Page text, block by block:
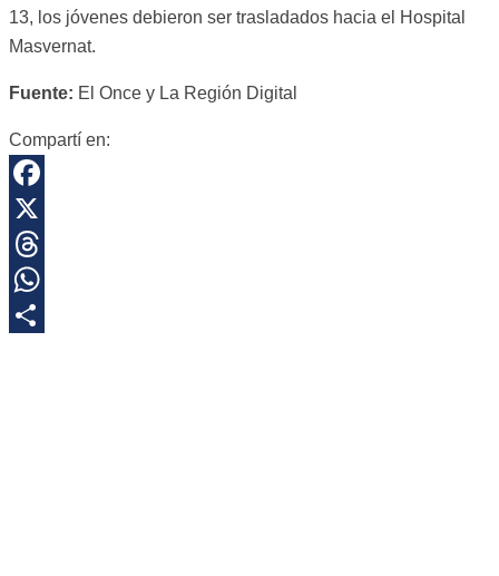
13, los jóvenes debieron ser trasladados hacia el Hospital
Masvernat.
Fuente: El Once y La Región Digital
Compartí en:
Facebook
X
Threads
WhatsApp